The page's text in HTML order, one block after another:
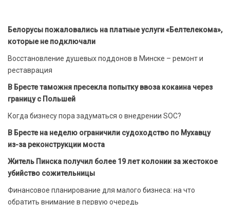
Белорусы пожаловались на платные услуги «Белтелекома»,
которые не подключали
Восстановление душевых поддонов в Минске – ремонт и
реставрация
В Бресте таможня пресекла попытку ввоза кокаина через
границу с Польшей
Когда бизнесу пора задуматься о внедрении SOC?
В Бресте на неделю ограничили судоходство по Мухавцу
из-за реконструкции моста
Житель Пинска получил более 19 лет колонии за жестокое
убийство сожительницы
Финансовое планирование для малого бизнеса: на что
обратить внимание в первую очередь